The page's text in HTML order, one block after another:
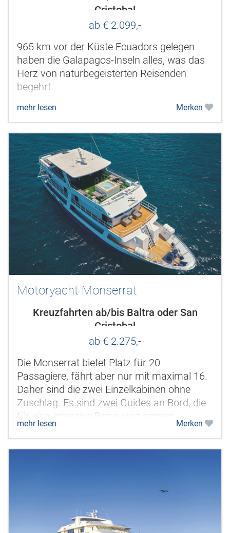
Cristobal
ab € 2.099,-
965 km vor der Küste Ecuadors gelegen
haben die Galapagos-Inseln alles, was das
Herz von naturbegeisterten Reisenden
begehrt.
mehr lesen Merken
Motoryacht Monserrat
Kreuzfahrten ab/bis Baltra oder San
Cristobal
ab € 2.275,-
Die Monserrat bietet Platz für 20
Passagiere, fährt aber nur mit maximal 16.
Daher sind die zwei Einzelkabinen ohne
Zuschlag. Es sind zwei Guides an Bord, die
für eine intensive Betreuung sorgen.
mehr lesen Merken